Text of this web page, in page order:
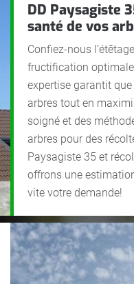
DD Paysagiste
santé de vos
Confiez-nous
fructification
expertise garantit
arbres tout en
soigné et des
arbres pour des
Paysagiste 35 et
offrons une
vite votre demande!